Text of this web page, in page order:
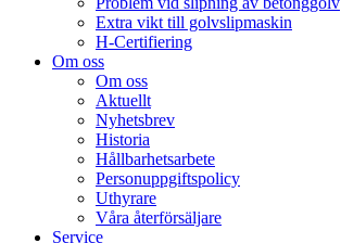
Extra vikt till golvslipmaskin
H-Certifiering
Om oss
Om oss
Aktuellt
Nyhetsbrev
Historia
Hållbarhetsarbete
Personuppgiftspolicy
Uthyrare
Våra återförsäljare
Service